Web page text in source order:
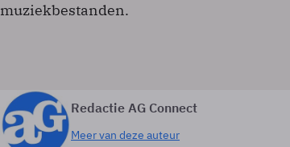
muziekbestanden.
Redactie AG Connect
Meer van deze auteur